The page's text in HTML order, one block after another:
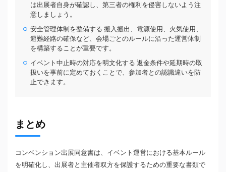
は出展者自身が確認し、第三者の権利を侵害しないよう注
意しましょう。
安全管理体制を整備する 搬入搬出、電源使用、火気使用、
避難経路の確保など、会場ごとのルールに沿った運営体制
を構築することが重要です。
イベント中止時の対応を明文化する 返金条件や延期時の取
扱いを事前に定めておくことで、参加者との認識違いを防
止できます。
まとめ
コンベンション出展同意書は、イベント運営における基本ルール
を明確化し、出展者と主催者双方を保護するための重要な書類で